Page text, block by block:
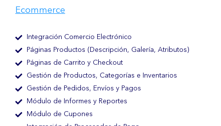
Ecommerce
Integración Comercio Electrónico
Páginas Productos (Descripción, Galería, Atributos)
Páginas de Carrito y Checkout
Gestión de Productos, Categorías e Inventarios
Gestión de Pedidos, Envíos y Pagos
Módulo de Informes y Reportes
Módulo de Cupones